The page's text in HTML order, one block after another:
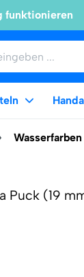
funktionieren
Wasserfarben
Puck (19